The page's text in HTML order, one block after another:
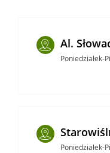
Al.
Poniedziałek-
Poniedziałek-